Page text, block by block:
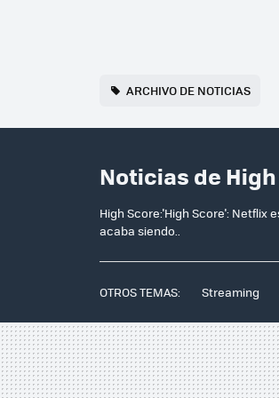
ARCHIVO DE NOTICIAS
Noticias de
High Score:'High Score': Netflix
acaba siendo..
OTROS TEMAS: Streaming